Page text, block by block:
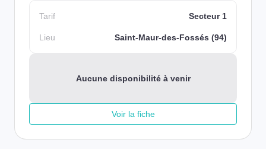
Tarif Secteur 1
Lieu Saint-Maur-des-Fossés (94)
Aucune disponibilité à venir
Voir la fiche